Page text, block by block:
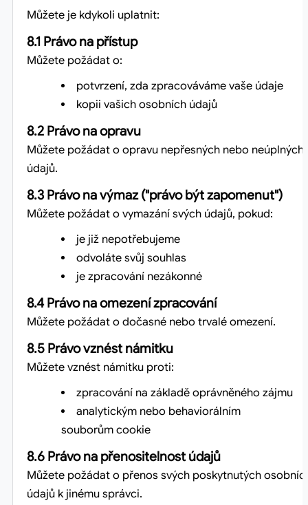
Můžete je kdykoli uplatnit:
8.1 Právo na přístup
Můžete požádat o:
potvrzení, zda zpracováváme vaše údaje
kopii vašich osobních údajů
8.2 Právo na opravu
Můžete požádat o opravu nepřesných nebo neúplných
údajů.
8.3 Právo na výmaz ("právo být zapomenut")
Můžete požádat o vymazání svých údajů, pokud:
je již nepotřebujeme
odvoláte svůj souhlas
je zpracování nezákonné
8.4 Právo na omezení zpracování
Můžete požádat o dočasné nebo trvalé omezení.
8.5 Právo vznést námitku
Můžete vznést námitku proti:
zpracování na základě oprávněného zájmu
analytickým nebo behaviorálním
souborům cookie
8.6 Právo na přenositelnost údajů
Můžete požádat o přenos svých poskytnutých
údajů k jinému správci.